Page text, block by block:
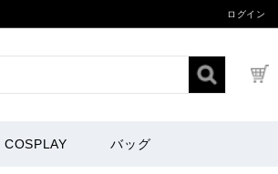
ログイン
COSPLAY バッグ